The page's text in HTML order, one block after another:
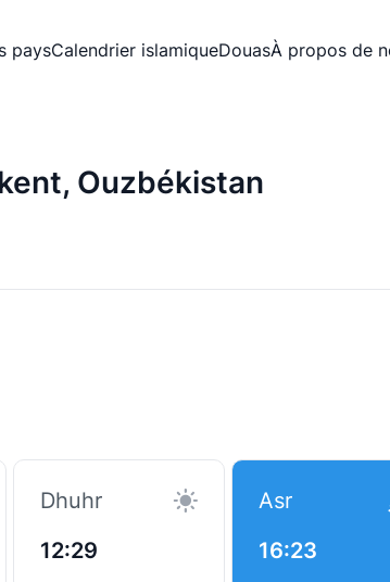
paysCalendrier islamiqueDouasÀ propos de
Ouzbékistan
Dhuhr
12:29
Asr
16:23